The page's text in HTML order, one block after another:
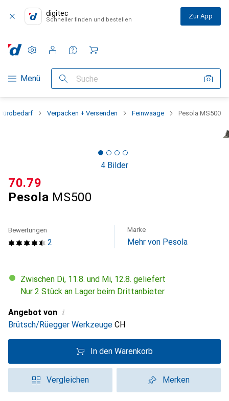
digitec
Schneller finden und bestellen Zur App
Navigation nach Kategorien
Menü Suche
Einstellungen
Kundenkonto
Vergleichslisten
Merklisten
Warenkorb
Verpacken + Versenden Feinwaage Pesola MS500
4 Bilder
Pesola MS500
CHF
70.79
2
Bewertungen Marke
Mehr von Pesola
Zwischen Di, 11.8. und Mi, 12.8. geliefert
Nur 2 Stück an Lager beim Drittanbieter
Angebot von i
Brütsch/Rüegger Werkzeuge CH
In den Warenkorb
Vergleichen Merken